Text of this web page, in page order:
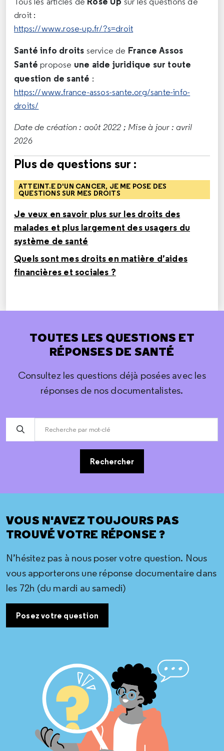
droit :
https://www.rose-up.fr/?s=droit​​​​​​​
Santé info droits service de France Assos
Santé propose une aide juridique sur toute
question de santé :
https://www.france-assos-sante.org/sante-info-
droits/
Date de création : août 2022 ; Mise à jour : avril
2026
Plus de questions sur :
ATTEINT.E D'UN CANCER, JE ME POSE DES
QUESTIONS SUR MES DROITS
Je veux en savoir plus sur les droits des
malades et plus largement des usagers du
système de santé
Quels sont mes droits en matière d’aides
financières et sociales ?
TOUTES LES QUESTIONS ET
RÉPONSES DE SANTÉ
Consultez les questions déjà posées avec les
réponses de nos documentalistes.
Rechercher
VOUS N'AVEZ TOUJOURS PAS
TROUVÉ VOTRE RÉPONSE ?
N’hésitez pas à nous poser votre question. Nous
vous apporterons une réponse documentaire dans
les 72h (du mardi au samedi)
Posez votre question